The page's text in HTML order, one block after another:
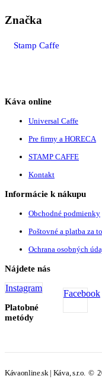
Značka
Stamp Caffe
Káva online
Universal Caffe
Pre firmy a HORECA
STAMP CAFFE
Kontakt
Informácie k nákupu
Obchodné podmienky
Poštovné a platba za
Ochrana osobných
Nájdete nás
Facebook
Instagram
Platobné
metódy
Kávaonline.sk | Káva, s.r.o. ©